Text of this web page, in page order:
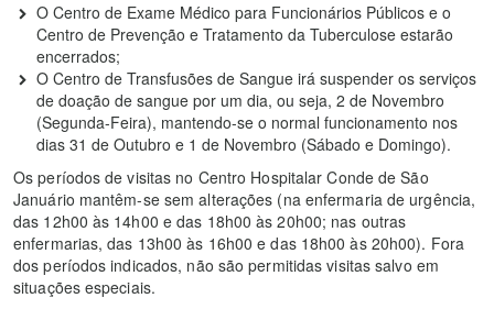
O Centro de Exame Médico para Funcionários Públicos e o
Centro de Prevenção e Tratamento da Tuberculose estarão
encerrados;
O Centro de Transfusões de Sangue irá suspender os serviços
de doação de sangue por um dia, ou seja, 2 de Novembro
(Segunda-Feira), mantendo-se o normal funcionamento nos
dias 31 de Outubro e 1 de Novembro (Sábado e Domingo).
Os períodos de visitas no Centro Hospitalar Conde de São
Januário mantêm-se sem alterações (na enfermaria de urgência,
das 12h00 às 14h00 e das 18h00 às 20h00; nas outras
enfermarias, das 13h00 às 16h00 e das 18h00 às 20h00). Fora
dos períodos indicados, não são permitidas visitas salvo em
situações especiais.